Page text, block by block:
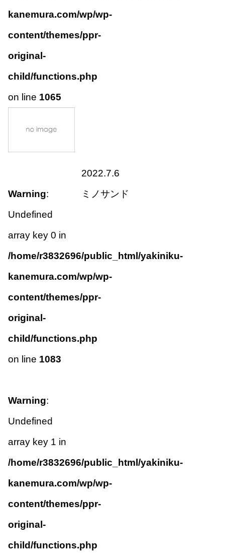
kanemura.com/wp/wp-
content/themes/ppr-
original-
child/functions.php
on line 1065
Warning:
Undefined
array key 0 in
/home/r3832696/public_html/yakiniku-
kanemura.com/wp/wp-
content/themes/ppr-
original-
child/functions.php
on line 1083
Warning:
Undefined
array key 1 in
/home/r3832696/public_html/yakiniku-
kanemura.com/wp/wp-
content/themes/ppr-
original-
child/functions.php
2022.7.6
ミノサンド